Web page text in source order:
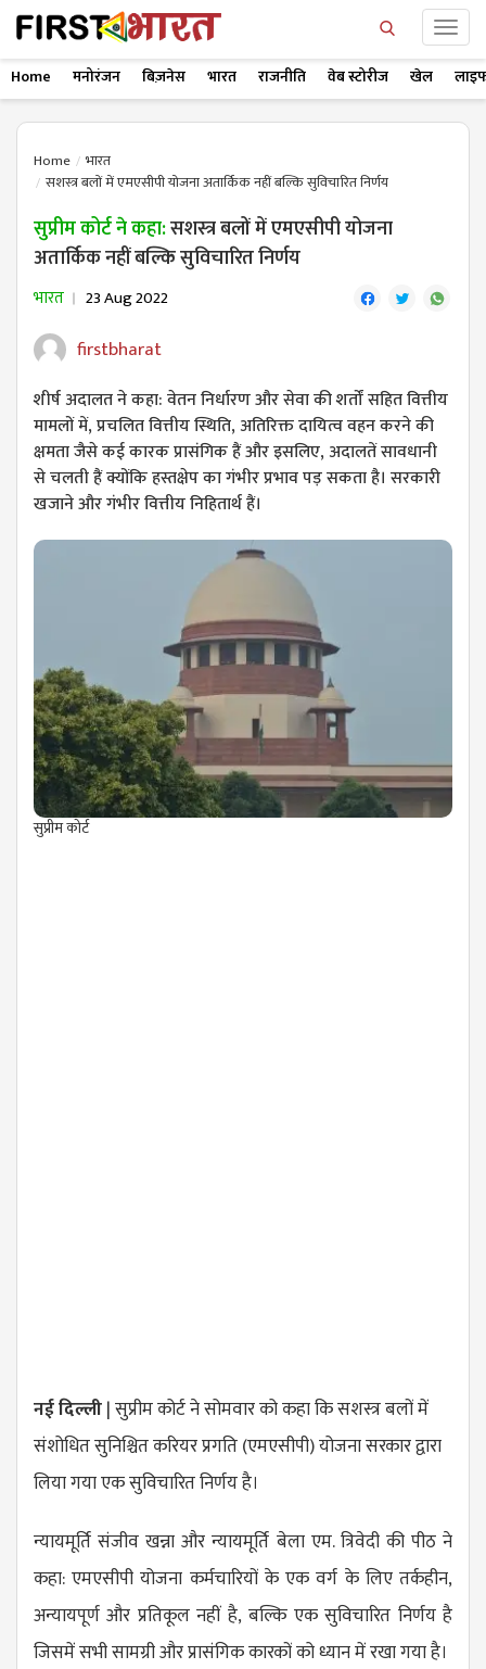
Home मनोरंजन बिज़नेस भारत राजनीति वेब स्टोरीज खेल
Home
भारत
सशस्त्र बलों में एमएसीपी योजना अतार्किक नहीं बल्कि सुविचारित निर्णय
सुप्रीम कोर्ट ने कहा:सशस्त्र बलों में एमएसीपी योजना
अतार्किक नहीं बल्कि सुविचारित निर्णय
भारत 23 Aug 2022
firstbharat
शीर्ष अदालत ने कहा: वेतन निर्धारण और सेवा की शर्तों सहित वित्तीय
मामलों में, प्रचलित वित्तीय स्थिति, अतिरिक्त दायित्व वहन करने की
क्षमता जैसे कई कारक प्रासंगिक हैं और इसलिए, अदालतें सावधानी
से चलती हैं क्योंकि हस्तक्षेप का गंभीर प्रभाव पड़ सकता है। सरकारी
खजाने और गंभीर वित्तीय निहितार्थ हैं।
सुप्रीम कोर्ट
नई दिल्ली| सुप्रीम कोर्ट ने सोमवार को कहा कि सशस्त्र बलों में
संशोधित सुनिश्चित करियर प्रगति (एमएसीपी) योजना सरकार द्वारा
लिया गया एक सुविचारित निर्णय है।
न्यायमूर्ति संजीव खन्ना और न्यायमूर्ति बेला एम. त्रिवेदी की पीठ ने
कहा: एमएसीपी योजना कर्मचारियों के एक वर्ग के लिए तर्कहीन,
अन्यायपूर्ण और प्रतिकूल नहीं है, बल्कि एक सुविचारित निर्णय है
जिसमें सभी सामग्री और प्रासंगिक कारकों को ध्यान में रखा गया है।